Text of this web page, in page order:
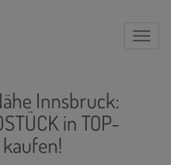
Innsbruck:
in TOP-